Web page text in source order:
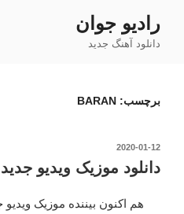
محتوا
رادیو جوان
دانلود آهنگ جدید
برچسب: BARAN
نوشته‌شده
2020-01-12
دانلود موزیک ویدیو
هم اکنون بیننده موزیک ویدیو